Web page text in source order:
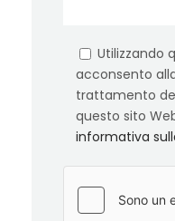
Utilizzando
acconsento
trattamento
questo sito
informativa